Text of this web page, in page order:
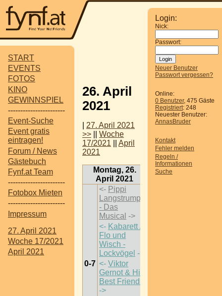
START
EVENTS
FOTOS
KINO
GEWINNSPIEL
-----------------------
Event-Suche
Event gratis
eintragen!
Forum / News
Gästebuch
Fynf.at Team
-----------------------
Fotobox Mieten
-----------------------
Impressum
27. April 2021
Woche 17/2021
April 2021
Login:
Nick:
Passwort:
Neuer Benutzer
Passwort vergessen?
Online:
0 Benutzer, 475 Gäste
Registriert: 248
Neuester Benutzer:
AnnasBruder
Kontakt
Fehler melden
Regeln /
Informationen
Suche
26. April
2021
27. April 2021
>>
Woche
17/2021
April
2021
Montag, 26.
April 2021
0-7
<- Pippi
Langstrumpf
- Das
Musical ->
<- Kabarett /
Flo und
Wisch -
Lockvögel ->
<- Viktor
Gernot & His
Best Friends
->